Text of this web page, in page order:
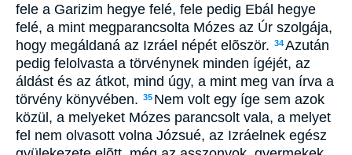
fele a Garizim hegye felé, fele pedig Ebál hegye
felé, a mint megparancsolta Mózes az Úr szolgája,
hogy megáldaná az Izráel népét elõször. 34Azután
pedig felolvasta a törvénynek minden ígéjét, az
áldást és az átkot, mind úgy, a mint meg van írva a
törvény könyvében. 35 Nem volt egy íge sem azok
közül, a melyeket Mózes parancsolt vala, a melyet
fel nem olvasott volna Józsué, az Izráelnek egész